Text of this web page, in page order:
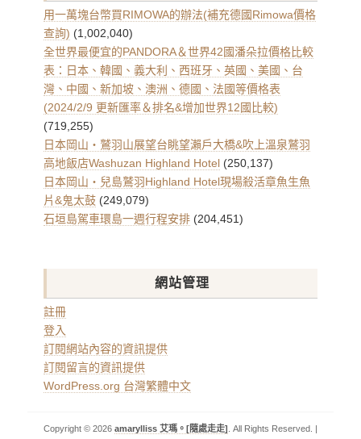
整
用一萬塊台幣買RIMOWA的辦法(補充德國Rimowa價格
查詢) (1,002,040)
全世界最便宜的PANDORA＆世界42國潘朵拉價格比較
表：日本、韓國、義大利、西班牙、英國、美國、台
灣、中國、新加坡、澳洲、德國、法國等價格表
(2024/2/9 更新匯率＆排名&增加世界12國比較)
(719,255)
日本岡山・鷲羽山展望台眺望瀨戶大橋&吹上溫泉鷲羽
高地飯店Washuzan Highland Hotel (250,137)
日本岡山・兒島鷲羽Highland Hotel現場殺活章魚生魚
片&鬼太鼓 (249,079)
石垣島駕車環島一週行程安排 (204,451)
網站管理
註冊
登入
訂閱網站內容的資訊提供
訂閱留言的資訊提供
WordPress.org 台灣繁體中文
Copyright © 2026 amarylliss 艾瑪。[隨處走走] . All Rights Reserved. |